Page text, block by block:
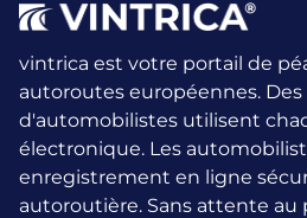
vintrica est votre portail de
autoroutes européennes.
d'automobilistes utilisent
électronique. Les
enregistrement en ligne
autoroutière. Sans attente au